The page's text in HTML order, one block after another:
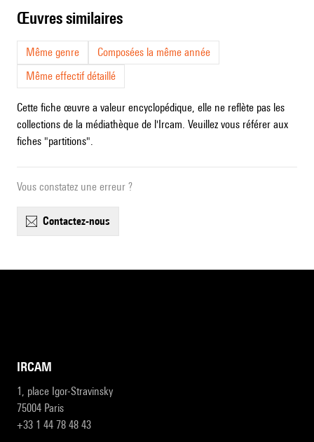
œuvres similaires
Même genre
Composées la même année
Même effectif détaillé
Cette fiche œuvre a valeur encyclopédique, elle ne reflète pas les
collections de la médiathèque de l'Ircam. Veuillez vous référer aux
fiches "partitions".
Vous constatez une erreur ?
contactez-nous
IRCAM
1, place Igor-Stravinsky
75004 Paris
+33 1 44 78 48 43